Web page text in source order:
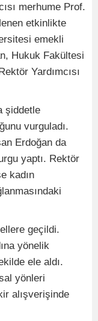
merhume Prof.
etkinlikte
emekli
Hukuk Fakültesi
Yardımcısı
şiddetle
vurguladı.
Erdoğan da
yaptı. Rektör
kadın
geçildi.
yönelik
ele aldı.
yönleri
alışverişinde